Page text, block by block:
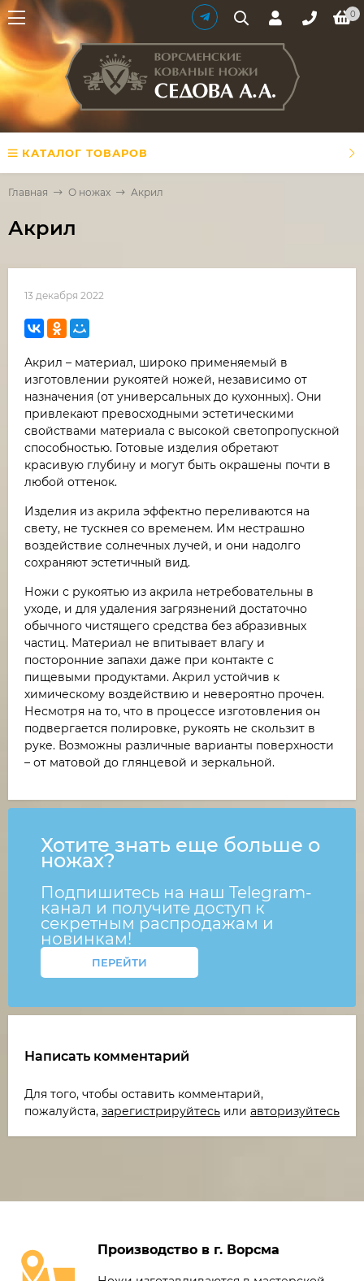
0
КАТАЛОГ ТОВАРОВ
Главная О ножах Акрил
Акрил
13 декабря 2022
Акрил – материал, широко применяемый в
изготовлении рукоятей ножей, независимо от
назначения (от универсальных до кухонных). Они
привлекают превосходными эстетическими
свойствами материала с высокой светопропускной
способностью. Готовые изделия обретают
красивую глубину и могут быть окрашены почти в
любой оттенок.
Изделия из акрила эффектно переливаются на
свету, не тускнея со временем. Им нестрашно
воздействие солнечных лучей, и они надолго
сохраняют эстетичный вид.
Ножи с рукоятью из акрила нетребовательны в
уходе, и для удаления загрязнений достаточно
обычного чистящего средства без абразивных
частиц. Материал не впитывает влагу и
посторонние запахи даже при контакте с
пищевыми продуктами. Акрил устойчив к
химическому воздействию и невероятно прочен.
Несмотря на то, что в процессе изготовления он
подвергается полировке, рукоять не скользит в
руке. Возможны различные варианты поверхности
– от матовой до глянцевой и зеркальной.
Хотите знать еще больше о
ножах?
Подпишитесь на наш Telegram-
канал и получите доступ к
секретным распродажам и
новинкам!
ПЕРЕЙТИ
Написать комментарий
Для того, чтобы оставить комментарий,
пожалуйста, зарегистрируйтесь или авторизуйтесь
Производство в г. Ворсма